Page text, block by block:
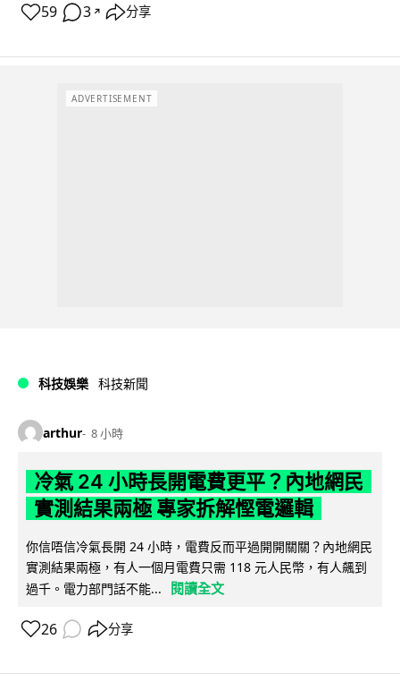
59 3 ↗ 分享
ADVERTISEMENT
科技娛樂 科技新聞
arthur 8 小時
冷氣 24 小時長開電費更平？內地網民
實測結果兩極 專家拆解慳電邏輯
你信唔信冷氣長開 24 小時，電費反而平過開開關關？內地網民
實測結果兩極，有人一個月電費只需 118 元人民幣，有人飆到
過千。電力部門話不能...
閱讀全文
26 分享